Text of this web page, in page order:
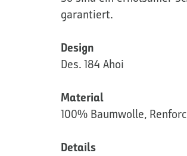
garantiert.
Design
Des. 184 Ahoi
Material
100% Baumwolle,
Details